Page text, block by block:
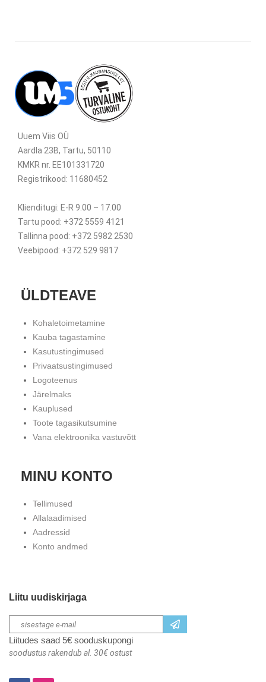
Uuem Viis OÜ
Aardla 23B, Tartu, 50110
KMKR nr. EE101331720
Registrikood: 11680452
Klienditugi: E-R 9.00 – 17.00
Tartu pood: +372 5559 4121
Tallinna pood: +372 5982 2530
Veebipood: +372 529 9817
ÜLDTEAVE
Kohaletoimetamine
Kauba tagastamine
Kasutustingimused
Privaatsustingimused
Logoteenus
Järelmaks
Kauplused
Toote tagasikutsumine
Vana elektroonika vastuvõtt
MINU KONTO
Tellimused
Allalaadimised
Aadressid
Konto andmed
Liitu uudiskirjaga
Liitudes saad 5€ sooduskupongi
soodustus rakendub al. 30€ ostust